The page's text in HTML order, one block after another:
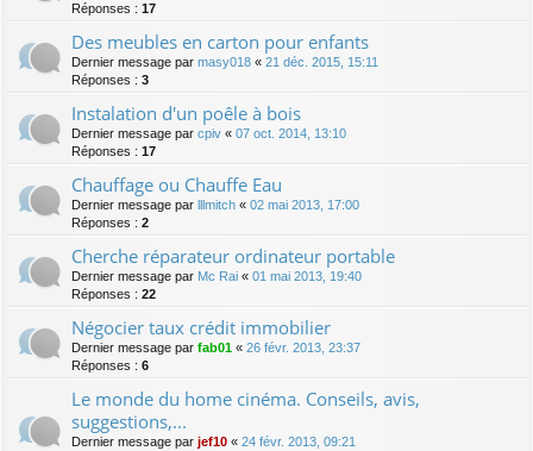
Réponses : 17
Des meubles en carton pour enfants
Dernier message par masy018 « 21 déc. 2015, 15:11
Réponses : 3
Instalation d'un poêle à bois
Dernier message par cpiv « 07 oct. 2014, 13:10
Réponses : 17
Chauffage ou Chauffe Eau
Dernier message par lllmitch « 02 mai 2013, 17:00
Réponses : 2
Cherche réparateur ordinateur portable
Dernier message par Mc Rai « 01 mai 2013, 19:40
Réponses : 22
Négocier taux crédit immobilier
Dernier message par fab01 « 26 févr. 2013, 23:37
Réponses : 6
Le monde du home cinéma. Conseils, avis,
suggestions,...
Dernier message par jef10 « 24 févr. 2013, 09:21